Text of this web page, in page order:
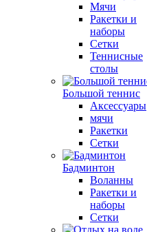
Мячи
Ракетки и
наборы
Сетки
Теннисные
столы
Большой теннис
Аксессуары
мячи
Ракетки
Сетки
Бадминтон
Воланны
Ракетки и
наборы
Сетки